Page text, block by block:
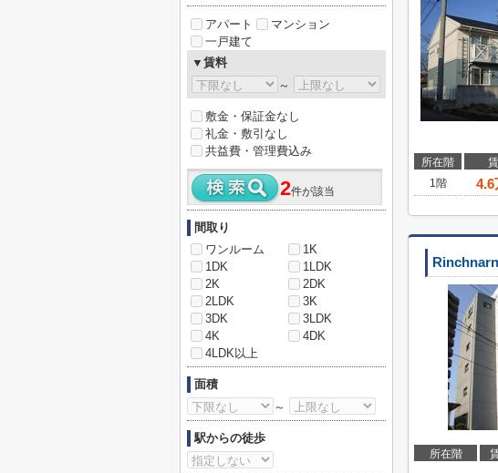
所在階
1階
4.6
所在階
アパート
マンション
一戸建て
▼賃料
～
敷金・保証金なし
礼金・敷引なし
共益費・管理費込み
2件が該当
間取り
ワンルーム
1K
1DK
1LDK
2K
2DK
2LDK
3K
3DK
3LDK
4K
4DK
4LDK以上
面積
～
駅からの徒歩